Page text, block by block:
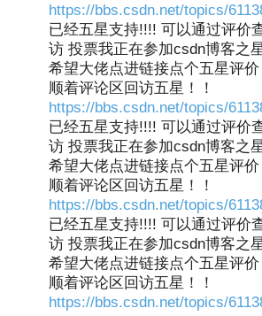
https://bbs.csdn.net/topics/
已经五星支持!!!! 可以通过评价
访 投票我正在参加csdn博客之
希望大佬点进链接点个五星评
顺着评论区回访五星！！
https://bbs.csdn.net/topics/
已经五星支持!!!! 可以通过评价
访 投票我正在参加csdn博客之
希望大佬点进链接点个五星评
顺着评论区回访五星！！
https://bbs.csdn.net/topics/
已经五星支持!!!! 可以通过评价
访 投票我正在参加csdn博客之
希望大佬点进链接点个五星评
顺着评论区回访五星！！
https://bbs.csdn.net/topics/